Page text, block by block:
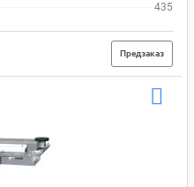
435
Предзаказ